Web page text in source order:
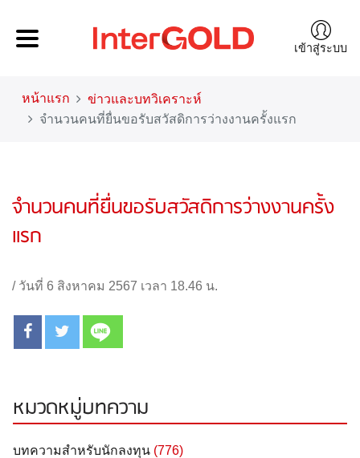
เข้าสู่ระบบ
หน้าแรก
ข่าวและบทวิเคราะห์
จำนวนคนที่ยื่นขอรับสวัสดิการว่างงานครั้งแรก
จำนวนคนที่ยื่นขอรับสวัสดิการว่างงานครั้ง
แรก
/ วันที่ 6 สิงหาคม 2567 เวลา 18.46 น.
หมวดหมู่บทความ
บทความสำหรับนักลงทุน (776)